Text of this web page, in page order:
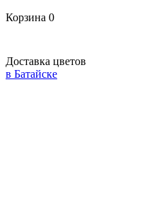
Корзина 0
Доставка цветов
в Батайске